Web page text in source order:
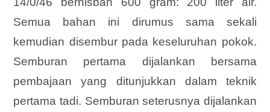
Semua bahan ini dirumus sama sekali
kemudian disembur pada keseluruhan pokok.
Semburan pertama dijalankan bersama
pembajaan yang ditunjukkan dalam teknik
pertama tadi. Semburan seterusnya dijalankan